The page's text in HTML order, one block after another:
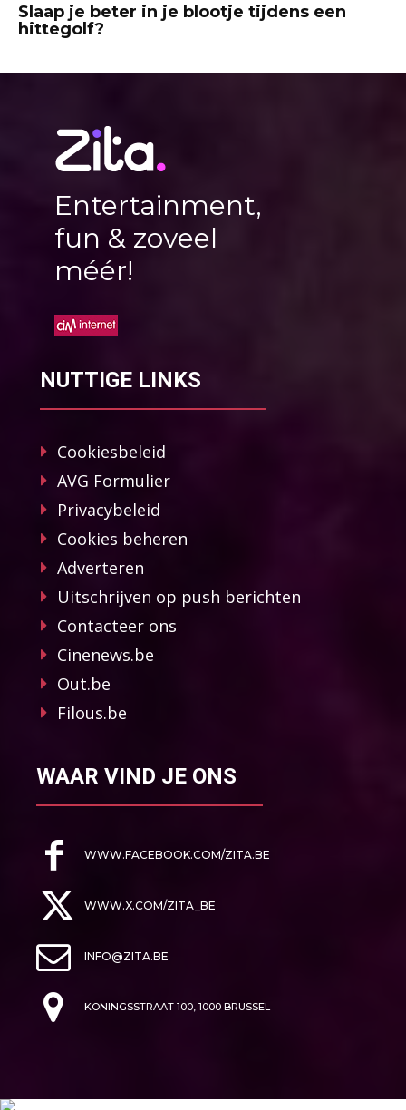
Slaap je beter in je blootje tijdens een
hittegolf?
Entertainment,
fun & zoveel
méér!
NUTTIGE LINKS
Cookiesbeleid
AVG Formulier
Privacybeleid
Cookies beheren
Adverteren
Uitschrijven op push berichten
Contacteer ons
Cinenews.be
Out.be
Filous.be
WAAR VIND JE ONS
WWW.FACEBOOK.COM/ZITA.BE
WWW.X.COM/ZITA_BE
INFO@ZITA.BE
KONINGSSTRAAT 100, 1000 BRUSSEL